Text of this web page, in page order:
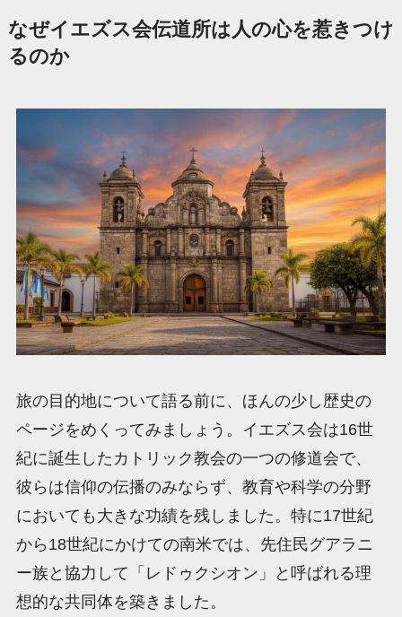
なぜイエズス会伝道所は人の心を惹きつけ
るのか
旅の目的地について語る前に、ほんの少し歴史の
ページをめくってみましょう。イエズス会は16世
紀に誕生したカトリック教会の一つの修道会で、
彼らは信仰の伝播のみならず、教育や科学の分野
においても大きな功績を残しました。特に17世紀
から18世紀にかけての南米では、先住民グアラニ
ー族と協力して「レドゥクシオン」と呼ばれる理
想的な共同体を築きました。